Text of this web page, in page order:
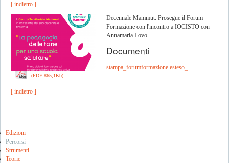
[ indietro ]
Decennale Mammut. Prosegue il Forum
Formazione con l'incontro a IOCISTO con
Annamaria Lovo.
Documenti
stampa_forumformazione.esteso_…
(PDF 865,1Kb)
[ indietro ]
Edizioni
Percorsi
Strumenti
Teorie